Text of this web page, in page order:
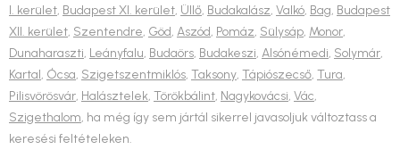
I. kerület, Budapest XI. kerület, Üllő, Budakalász, Valkó, Bag, Budapest
XII. kerület, Szentendre, Göd, Aszód, Pomáz, Sülysáp, Monor,
Dunaharaszti, Leányfalu, Budaörs, Budakeszi, Alsónémedi, Solymár,
Kartal, Ócsa, Szigetszentmiklós, Taksony, Tápiószecső, Tura,
Pilisvörösvár, Halásztelek, Törökbálint, Nagykovácsi, Vác,
Szigethalom, ha még így sem jártál sikerrel javasoljuk változtass a
keresési feltételeken.